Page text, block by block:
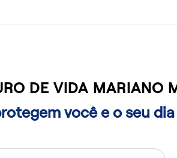
DE VIDA MARIANO
você e o seu dia